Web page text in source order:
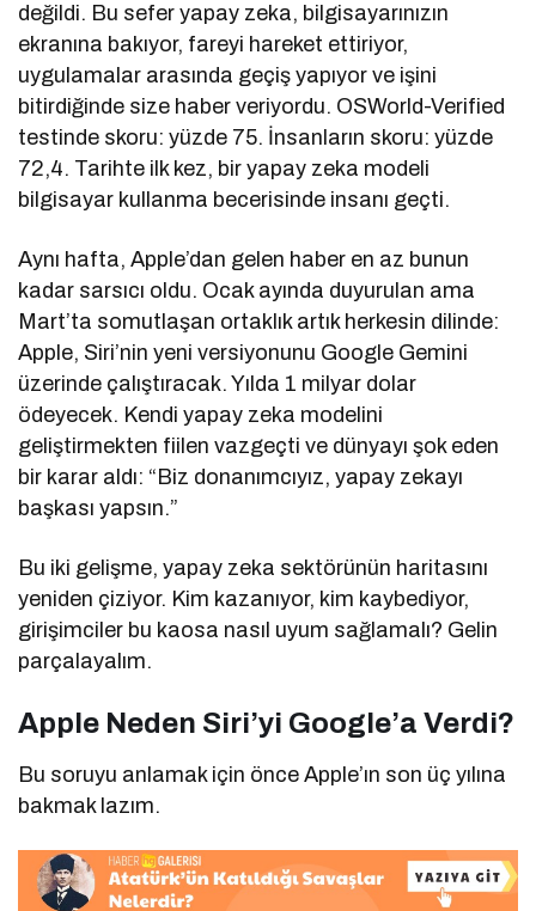
değildi. Bu sefer yapay zeka, bilgisayarınızın
ekranına bakıyor, fareyi hareket ettiriyor,
uygulamalar arasında geçiş yapıyor ve işini
bitirdiğinde size haber veriyordu. OSWorld-Verified
testinde skoru: yüzde 75. İnsanların skoru: yüzde
72,4. Tarihte ilk kez, bir yapay zeka modeli
bilgisayar kullanma becerisinde insanı geçti.
Aynı hafta, Apple’dan gelen haber en az bunun
kadar sarsıcı oldu. Ocak ayında duyurulan ama
Mart’ta somutlaşan ortaklık artık herkesin dilinde:
Apple, Siri’nin yeni versiyonunu Google Gemini
üzerinde çalıştıracak. Yılda 1 milyar dolar
ödeyecek. Kendi yapay zeka modelini
geliştirmekten fiilen vazgeçti ve dünyayı şok eden
bir karar aldı: “Biz donanımcıyız, yapay zekayı
başkası yapsın.”
Bu iki gelişme, yapay zeka sektörünün haritasını
yeniden çiziyor. Kim kazanıyor, kim kaybediyor,
girişimciler bu kaosa nasıl uyum sağlamalı? Gelin
parçalayalım.
Apple Neden Siri’yi Google’a Verdi?
Bu soruyu anlamak için önce Apple’ın son üç yılına
bakmak lazım.